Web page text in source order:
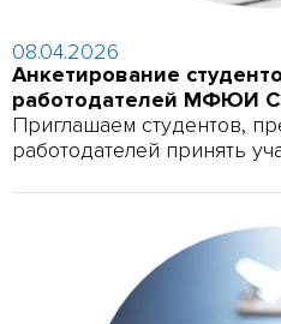
08.04.2026
Анкетирование
работодателей МФЮИ
Приглашаем студентов,
работодателей принять